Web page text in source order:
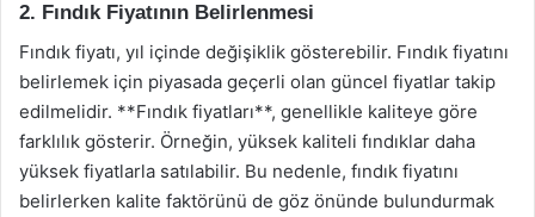
2. Fındık Fiyatının Belirlenmesi
Fındık fiyatı, yıl içinde değişiklik gösterebilir. Fındık fiyatını
belirlemek için piyasada geçerli olan güncel fiyatlar takip
edilmelidir. **Fındık fiyatları**, genellikle kaliteye göre
farklılık gösterir. Örneğin, yüksek kaliteli fındıklar daha
yüksek fiyatlarla satılabilir. Bu nedenle, fındık fiyatını
belirlerken kalite faktörünü de göz önünde bulundurmak